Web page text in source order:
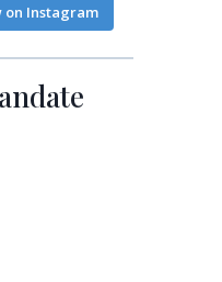
on Instagram